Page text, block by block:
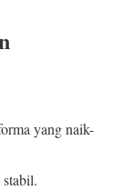
yang naik-